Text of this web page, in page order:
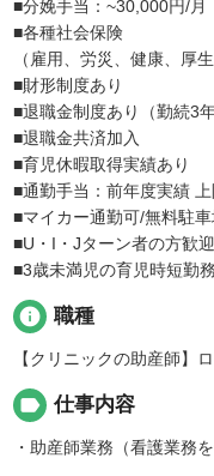
■分娩手当：~30,000円/月
■各種社会保険
（雇用、労災、健康、厚生
■財形制度あり
■退職金制度あり（勤続3年
■退職金共済加入
■育児休暇取得実績あり
■通勤手当：前年度実績
■マイカー通勤可/無料駐車
■U・I・Jターン者の方歓迎
■3歳未満児の育児時短勤
info 職種
【クリニックの助産師】
label 仕事内容
・助産師業務（看護業務を